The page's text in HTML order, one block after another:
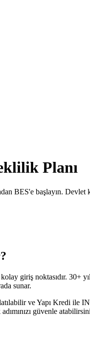
Planı
BES'e başlayın. Devlet
giriş noktasıdır. 30+
sunar.
ve Yapı Kredi
güvenle